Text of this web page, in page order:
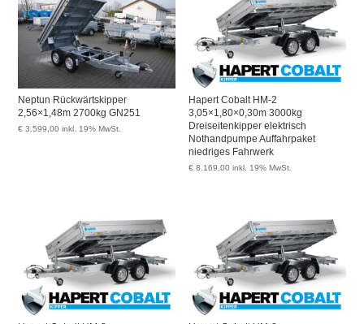
Neptun Rückwärtskipper
2,56×1,48m 2700kg GN251
€ 3.599,00 inkl. 19% MwSt.
Hapert Cobalt HM-2
3,05×1,80×0,30m 3000kg
Dreiseitenkipper elektrisch
Nothandpumpe Auffahrpaket
niedriges Fahrwerk
€ 8.169,00 inkl. 19% MwSt.